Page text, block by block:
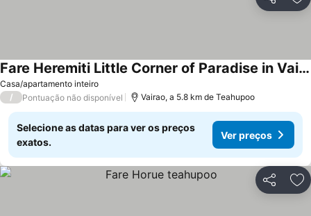
Partilhar
Casa/apartamento inteiro
Fare Heremiti Little Corner of Paradise in Vairao
/ Pontuação não disponível Vairao, a 5.8 km de Teahupoo
Selecione as datas para ver os preços
exatos.
Ver preços
Partilhar